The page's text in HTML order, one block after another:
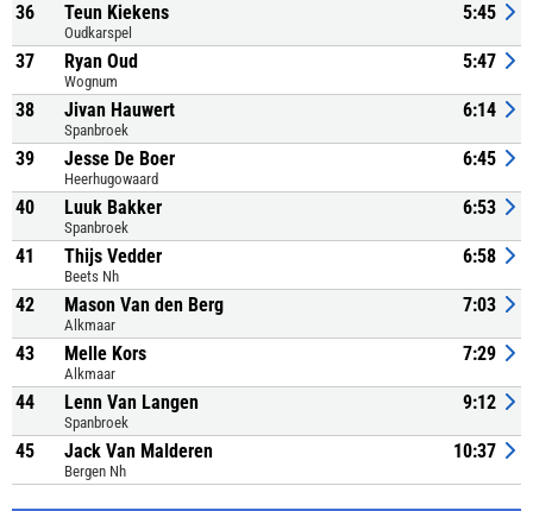
36 Teun Kiekens
Oudkarspel
5:45
37 Ryan Oud
Wognum
5:47
38 Jivan Hauwert
Spanbroek
6:14
39 Jesse De Boer
Heerhugowaard
6:45
40 Luuk Bakker
Spanbroek
6:53
41 Thijs Vedder
Beets Nh
6:58
42 Mason Van den Berg
Alkmaar
7:03
43 Melle Kors
Alkmaar
7:29
44 Lenn Van Langen
Spanbroek
9:12
45 Jack Van Malderen
Bergen Nh
10:37